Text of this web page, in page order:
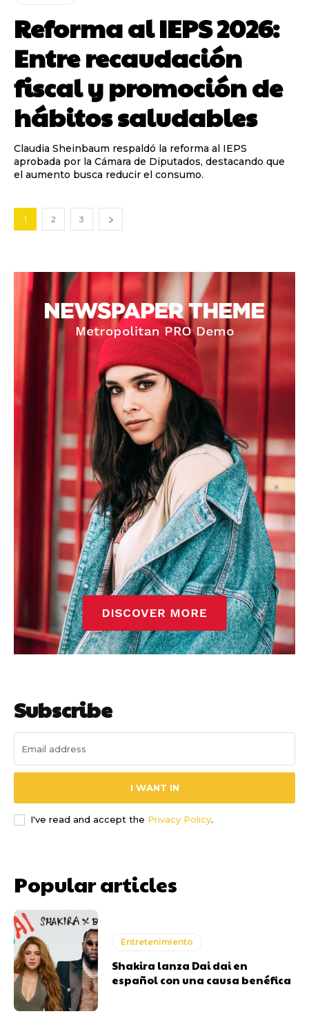
Reforma al IEPS 2026:
Entre recaudación
fiscal y promoción de
hábitos saludables
Claudia Sheinbaum respaldó la reforma al IEPS
aprobada por la Cámara de Diputados, destacando que
el aumento busca reducir el consumo.
1 2 3
Subscribe
I WANT IN
I've read and accept the Privacy Policy.
Popular articles
Entretenimiento
Shakira lanza Dai dai en
español con una causa benéfica